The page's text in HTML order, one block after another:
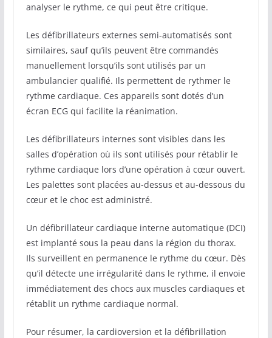
analyser le rythme, ce qui peut être critique.
Les défibrillateurs externes semi-automatisés sont
similaires, sauf qu’ils peuvent être commandés
manuellement lorsqu’ils sont utilisés par un
ambulancier qualifié. Ils permettent de rythmer le
rythme cardiaque. Ces appareils sont dotés d’un
écran ECG qui facilite la réanimation.
Les défibrillateurs internes sont visibles dans les
salles d’opération où ils sont utilisés pour rétablir le
rythme cardiaque lors d’une opération à cœur ouvert.
Les palettes sont placées au-dessus et au-dessous du
cœur et le choc est administré.
Un défibrillateur cardiaque interne automatique (DCI)
est implanté sous la peau dans la région du thorax.
Ils surveillent en permanence le rythme du cœur. Dès
qu’il détecte une irrégularité dans le rythme, il envoie
immédiatement des chocs aux muscles cardiaques et
rétablit un rythme cardiaque normal.
Pour résumer, la cardioversion et la défibrillation